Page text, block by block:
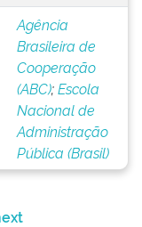
Agência
Brasileira de
Cooperação
(ABC);Escola
Nacional de
Administração
Pública (Brasil)